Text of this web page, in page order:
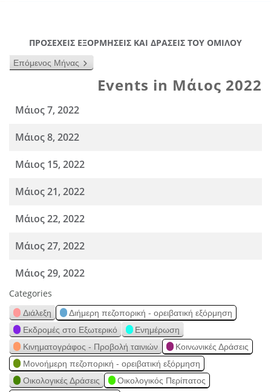
ΠΡΟΣΕΧΕΙΣ ΕΞΟΡΜΗΣΕΙΣ ΚΑΙ ΔΡΑΣΕΙΣ ΤΟΥ ΟΜΙΛΟΥ
Επόμενος Μήνας
Events in Μάιος 2022
Μάιος 7, 2022
Μάιος 8, 2022
Μάιος 15, 2022
Μάιος 21, 2022
Μάιος 22, 2022
Μάιος 27, 2022
Μάιος 29, 2022
Categories
Διάλεξη
Διήμερη πεζοπορική - ορειβατική εξόρμηση
Εκδρομές στο Εξωτερικό
Ενημέρωση
Κινηματογράφος - Προβολή ταινιών
Κοινωνικές Δράσεις
Μονοήμερη πεζοπορική - ορειβατική εξόρμηση
Οικολογικές Δράσεις
Οικολογικός Περίπατος